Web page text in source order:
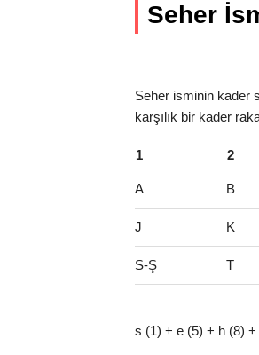
Seher
Seher isminin kader
karşılık bir kader
1 2
A B
J K
S-Ş T
s (1) + e (5) + h (8)